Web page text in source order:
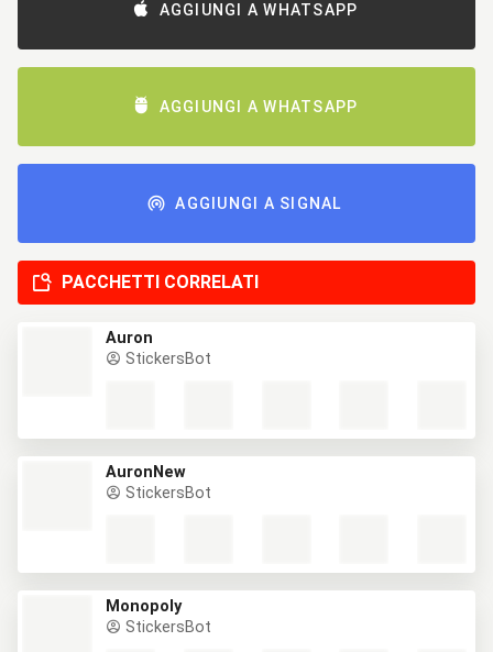
AGGIUNGI A WHATSAPP
AGGIUNGI A WHATSAPP
AGGIUNGI A SIGNAL
PACCHETTI CORRELATI
Auron
StickersBot
AuronNew
StickersBot
Monopoly
StickersBot